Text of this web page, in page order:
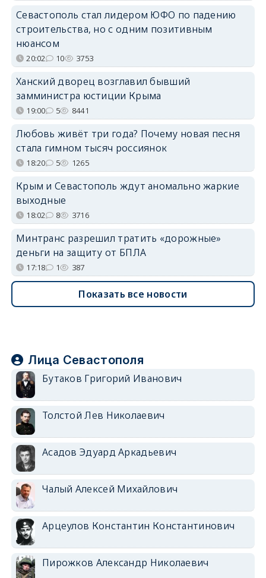
Севастополь стал лидером ЮФО по падению
строительства, но с одним позитивным
нюансом
20:02 10 3753
Ханский дворец возглавил бывший
замминистра юстиции Крыма
19:00 5 8441
Любовь живёт три года? Почему новая песня
стала гимном тысяч россиянок
18:20 5 1265
Крым и Севастополь ждут аномально жаркие
выходные
18:02 8 3716
Минтранс разрешил тратить «дорожные»
деньги на защиту от БПЛА
17:18 1 387
Показать все новости
Лица Севастополя
Бутаков Григорий Иванович
Толстой Лев Николаевич
Асадов Эдуард Аркадьевич
Чалый Алексей Михайлович
Арцеулов Константин Константинович
Пирожков Александр Николаевич